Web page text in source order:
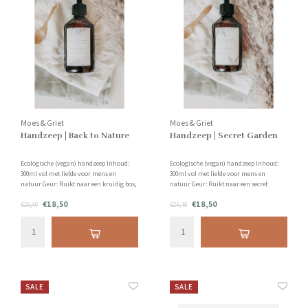
Moes & Griet
Handzeep | Back to Nature
Ecologische (vegan) handzeep Inhoud:
300ml vol met liefde voor mens en
natuur Geur: Ruikt naar een kruidig bos,
€26,40 €18,50
Moes & Griet
Handzeep | Secret Garden
Ecologische (vegan) handzeep Inhoud:
300ml vol met liefde voor mens en
natuur Geur: Ruikt naar een secret
grapefruit en sandelhout!
€26,40 €18,50
SALE SALE